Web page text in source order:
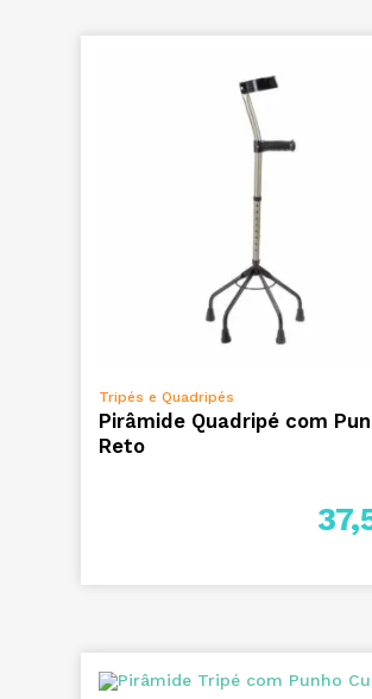
VER OPÇÕES
Tripés e Quadripés
Pirâmide Quadripé com
Reto